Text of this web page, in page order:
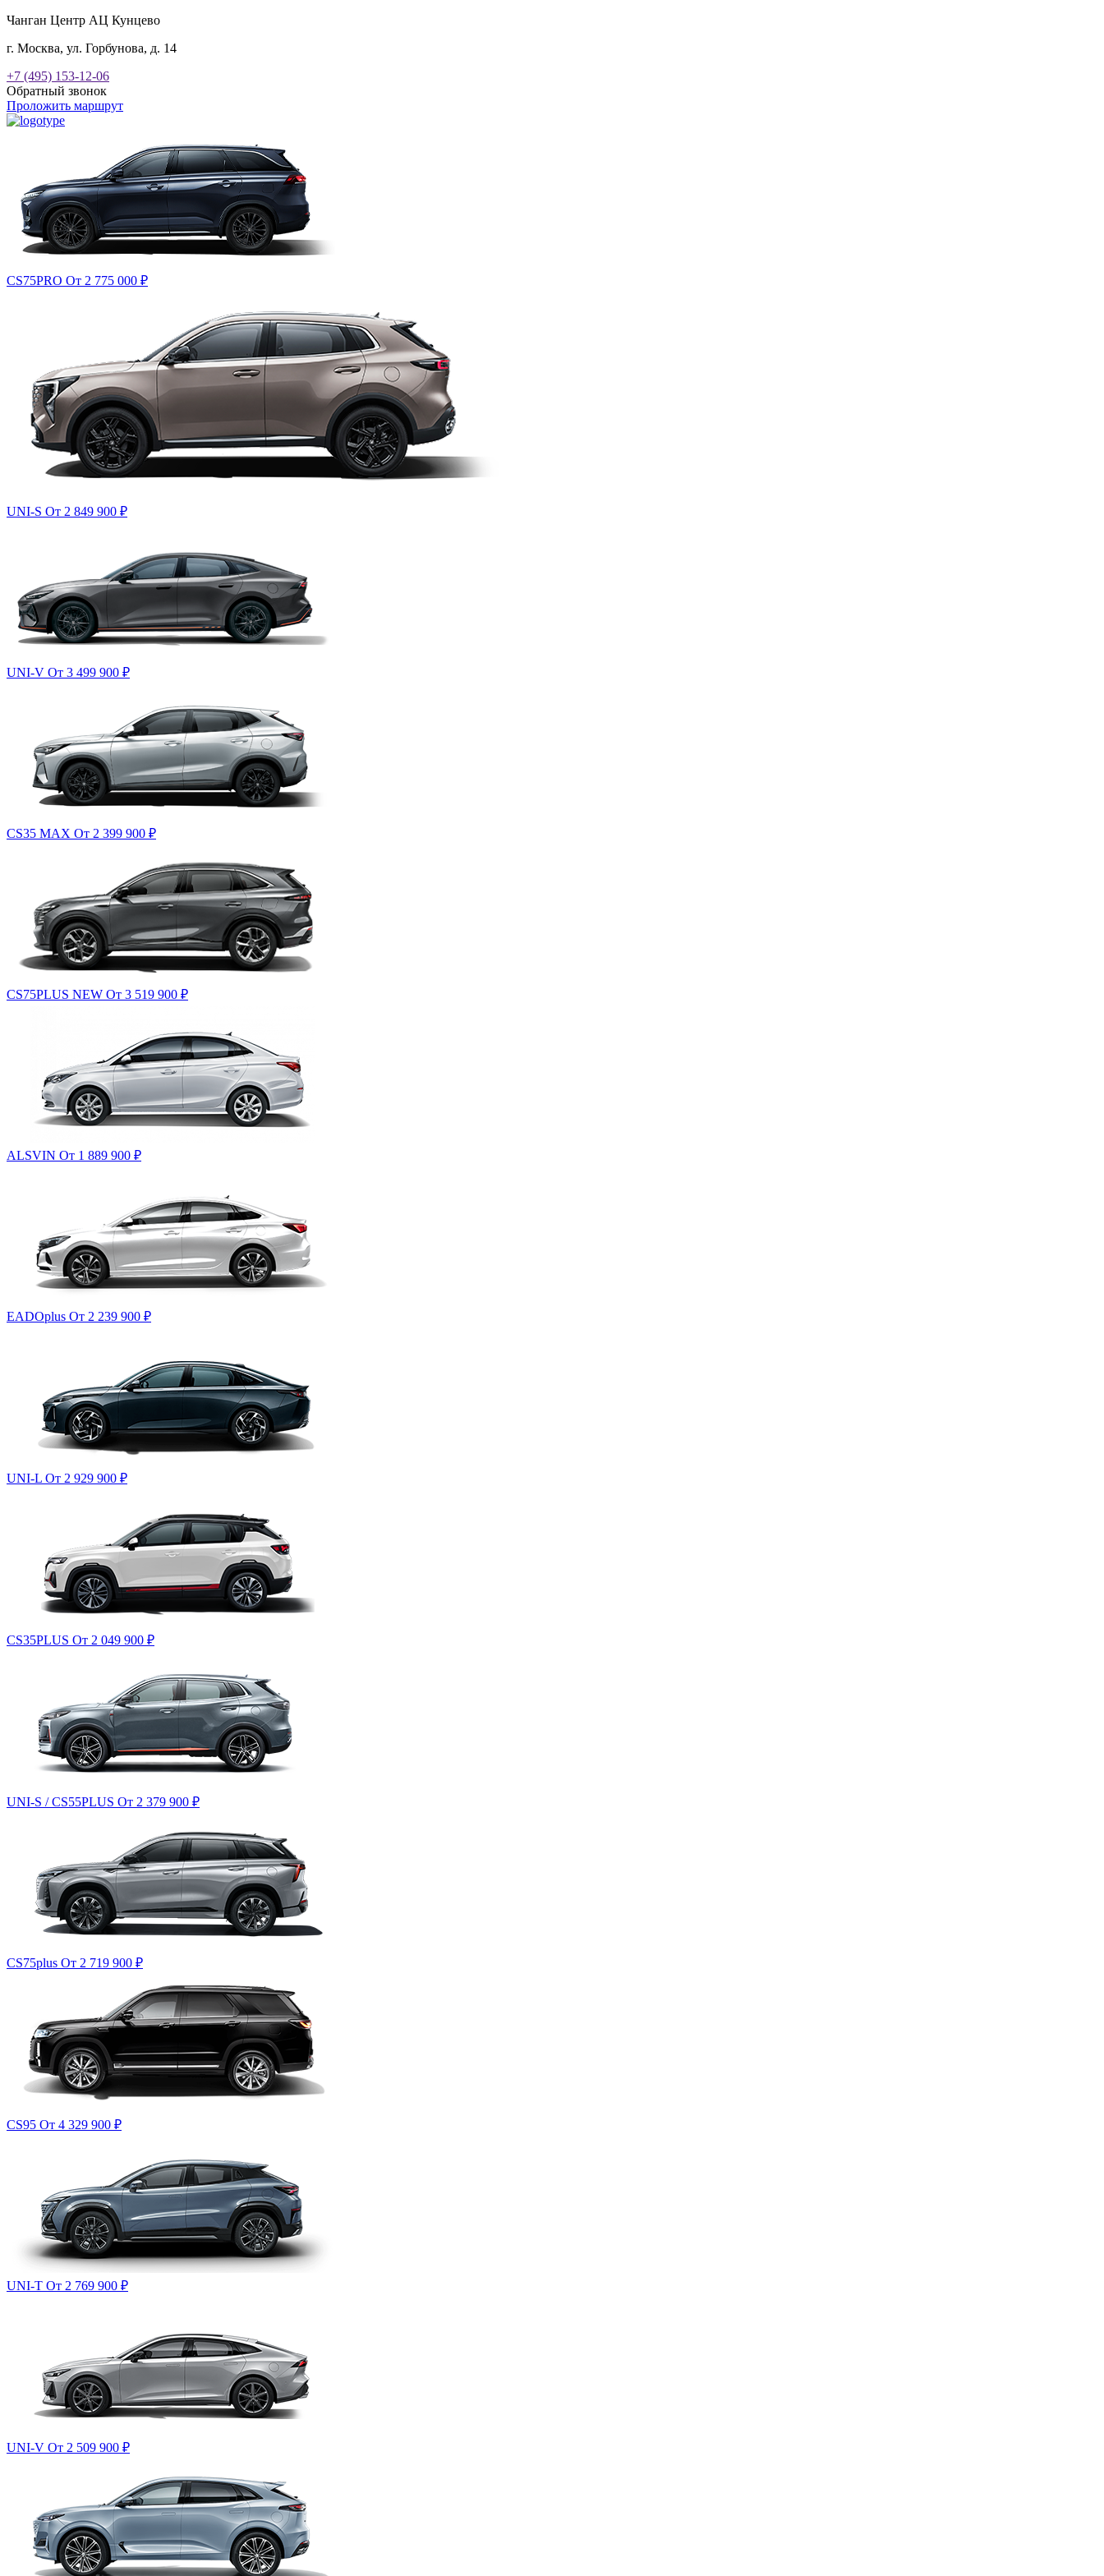
Чанган Центр АЦ Кунцево
г. Москва, ул. Горбунова, д. 14
+7 (495) 153-12-06
Обратный звонок
Проложить маршрут
CS75PRO От 2 775 000 ₽
UNI-S От 2 849 900 ₽
UNI-V От 3 499 900 ₽
CS35 MAX От 2 399 900 ₽
CS75PLUS NEW От 3 519 900 ₽
ALSVIN От 1 889 900 ₽
EADOplus От 2 239 900 ₽
UNI-L От 2 929 900 ₽
CS35PLUS От 2 049 900 ₽
UNI-S / CS55PLUS От 2 379 900 ₽
CS75plus От 2 719 900 ₽
CS95 От 4 329 900 ₽
UNI-T От 2 769 900 ₽
UNI-V От 2 509 900 ₽